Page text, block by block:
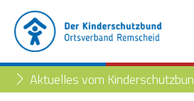
Aktuelles vom